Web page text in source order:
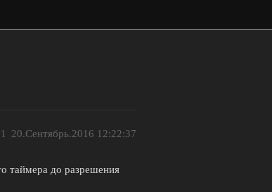
20.Сентябрь.2016 12:22:37
1
таймера до разрешения